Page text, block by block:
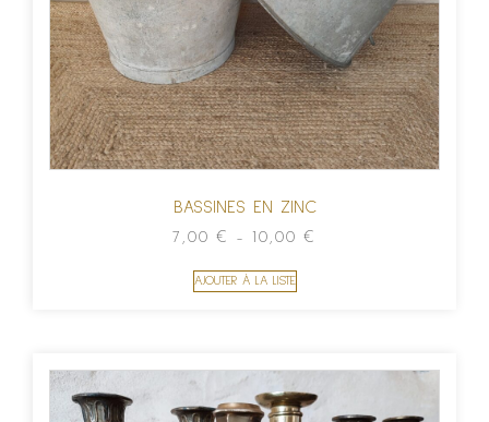
BASSINES EN ZINC
7,00 € – 10,00 €
AJOUTER À LA LISTE